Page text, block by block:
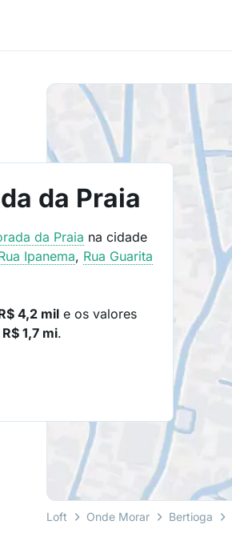
Loft Onde Morar Bertioga
da Praia
da Praia na cidade
Ipanema, Rua Guarita
4,2 mil e os valores
R$ 1,7 mi.